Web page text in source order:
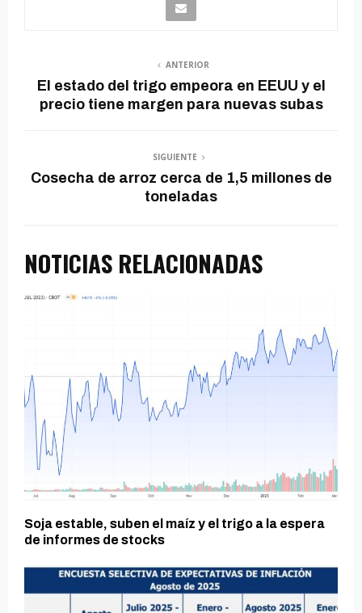
ANTERIOR
El estado del trigo empeora en EEUU y el
precio tiene margen para nuevas subas
SIGUIENTE
Cosecha de arroz cerca de 1,5 millones de
toneladas
NOTICIAS RELACIONADAS
Soja estable, suben el maíz y el trigo a la espera
de informes de stocks